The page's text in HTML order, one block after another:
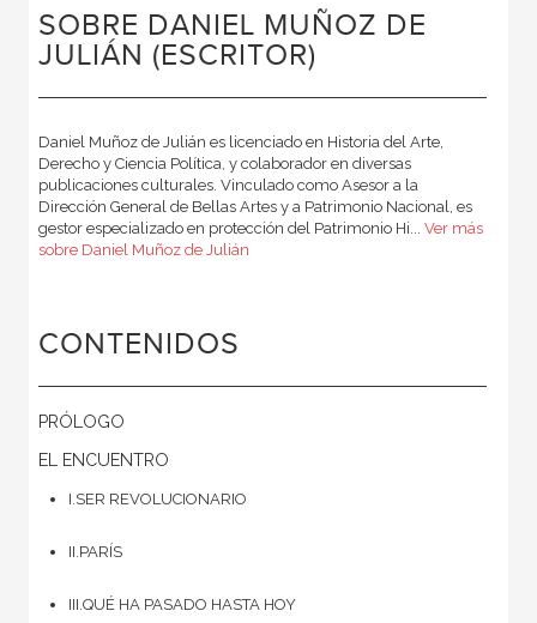
SOBRE DANIEL MUÑOZ DE
JULIÁN (ESCRITOR)
Daniel Muñoz de Julián es licenciado en Historia del Arte,
Derecho y Ciencia Política, y colaborador en diversas
publicaciones culturales. Vinculado como Asesor a la
Dirección General de Bellas Artes y a Patrimonio Nacional, es
gestor especializado en protección del Patrimonio Hi... Ver más
sobre Daniel Muñoz de Julián
CONTENIDOS
PRÓLOGO
EL ENCUENTRO
I.SER REVOLUCIONARIO
II.PARÍS
III.QUÉ HA PASADO HASTA HOY